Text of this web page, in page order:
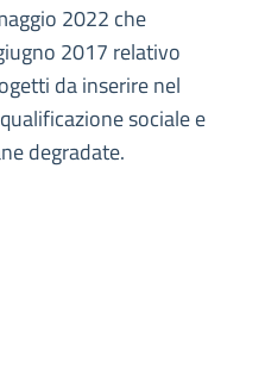
2022 che
2017 relativo
da inserire nel
sociale e
degradate.